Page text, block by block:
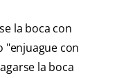
la boca con
"enjuague con
la boca